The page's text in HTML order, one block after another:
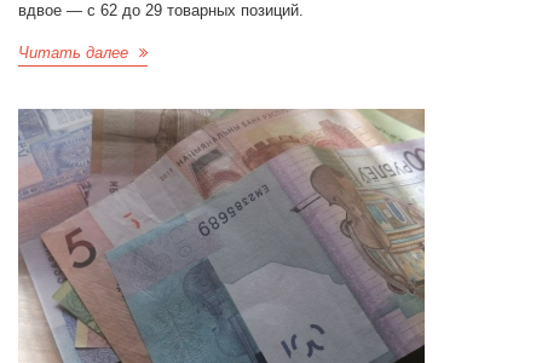
вдвое — с 62 до 29 товарных позиций.
Читать далее